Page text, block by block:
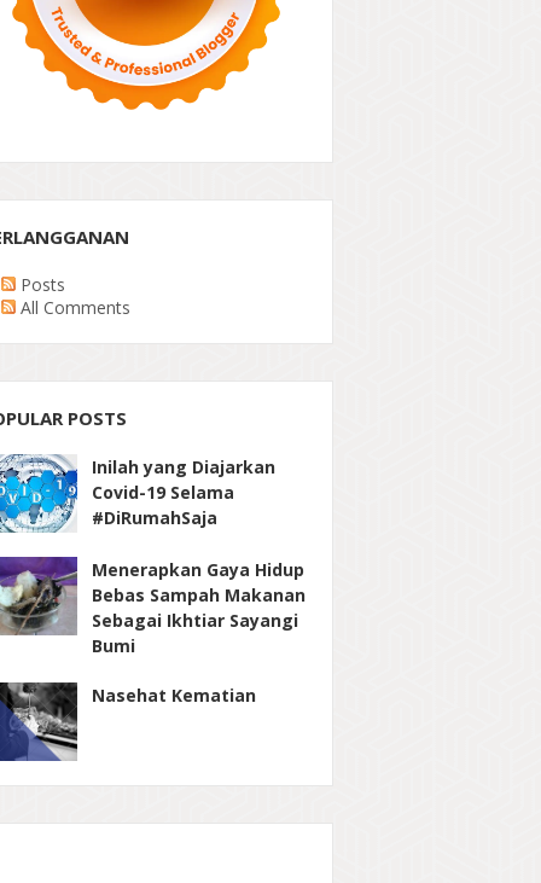
Posts
All Comments
POSTS
Inilah yang Diajarkan
Covid-19 Selama
#DiRumahSaja
Menerapkan Gaya Hidup
Bebas Sampah Makanan
Sebagai Ikhtiar Sayangi
Bumi
Nasehat Kematian